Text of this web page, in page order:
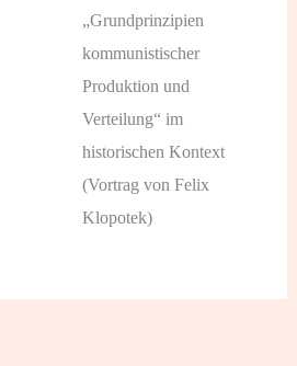
„Grundprinzipien
kommunistischer
Produktion und
Verteilung“ im
historischen Kontext
(Vortrag von Felix
Klopotek)